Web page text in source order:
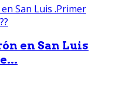
en San Luis